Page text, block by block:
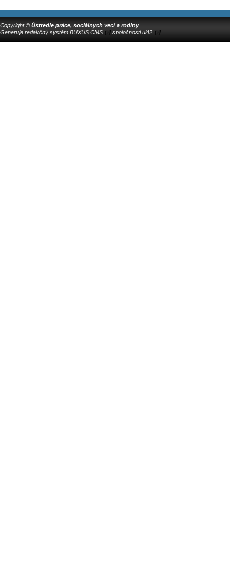
Copyright © Ústredie práce, sociálnych vecí a rodiny
Generuje redakčný systém BUXUS CMS spoločnostiui42